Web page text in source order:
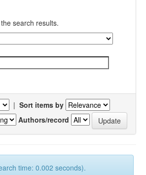
search results.
| Sort items by
Authors/record
time: 0.002 seconds).